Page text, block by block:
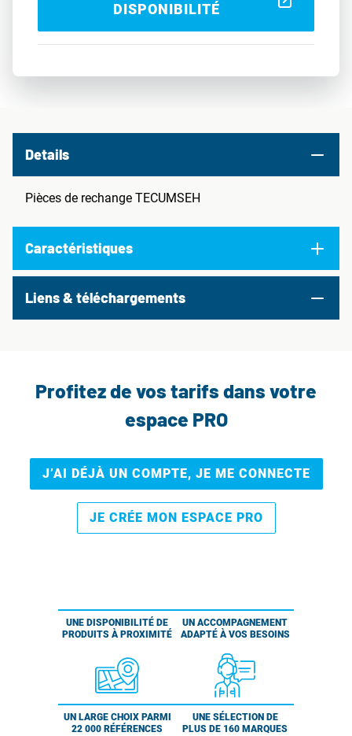
DISPONIBILITÉ
Details
Pièces de rechange TECUMSEH
Caractéristiques
Liens & téléchargements
Profitez de vos tarifs dans votre
espace PRO
J’AI DÉJÀ UN COMPTE, JE ME CONNECTE
JE CRÉE MON ESPACE PRO
UNE DISPONIBILITÉ DE
PRODUITS À PROXIMITÉ
UN ACCOMPAGNEMENT
ADAPTÉ À VOS BESOINS
UN LARGE CHOIX PARMI
22 000 RÉFÉRENCES
UNE SÉLECTION DE
PLUS DE 160 MARQUES